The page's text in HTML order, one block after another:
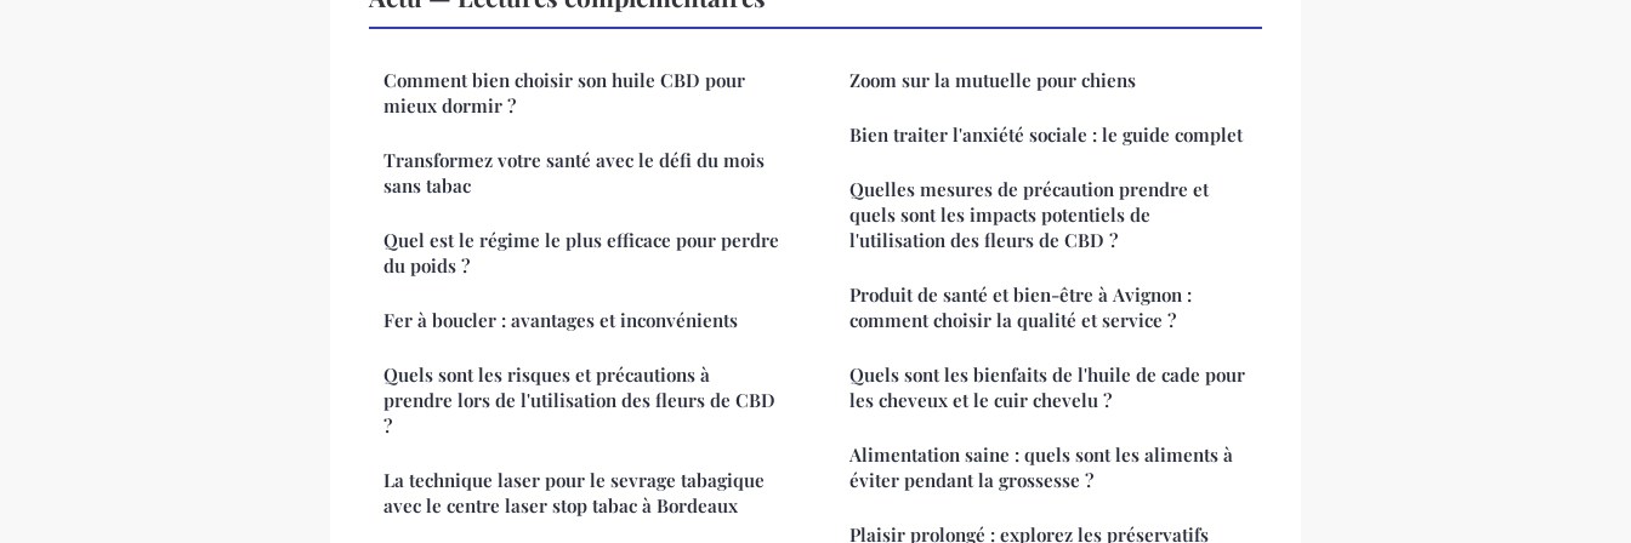
Comment bien choisir son huile CBD pour
mieux dormir ?
Transformez votre santé avec le défi du mois
sans tabac
Quel est le régime le plus efficace pour perdre
du poids ?
Fer à boucler : avantages et inconvénients
Quels sont les risques et précautions à
prendre lors de l'utilisation des fleurs de CBD
?
La technique laser pour le sevrage tabagique
avec le centre laser stop tabac à Bordeaux
Zoom sur la mutuelle pour chiens
Bien traiter l'anxiété sociale : le guide complet
Quelles mesures de précaution prendre et
quels sont les impacts potentiels de
l'utilisation des fleurs de CBD ?
Produit de santé et bien-être à Avignon :
comment choisir la qualité et service ?
Quels sont les bienfaits de l'huile de cade pour
les cheveux et le cuir chevelu ?
Alimentation saine : quels sont les aliments à
éviter pendant la grossesse ?
Plaisir prolongé : explorez les préservatifs